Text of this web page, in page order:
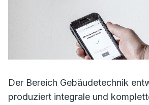
Der Bereich Gebäudetechnik
produziert integrale und